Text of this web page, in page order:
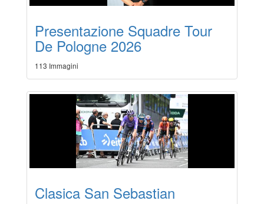
Presentazione Squadre Tour
De Pologne 2026
113 Immagini
Clasica San Sebastian